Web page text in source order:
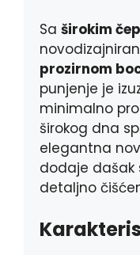
Sa širokim
prozirnom
punjenje je
minimalno
širokog dna
elegantna
dodaje dašak
detaljno